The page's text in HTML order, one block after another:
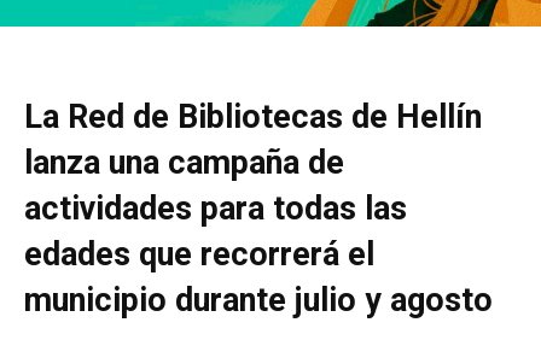
La Red de Bibliotecas de Hellín
lanza una campaña de
actividades para todas las
edades que recorrerá el
municipio durante julio y agosto